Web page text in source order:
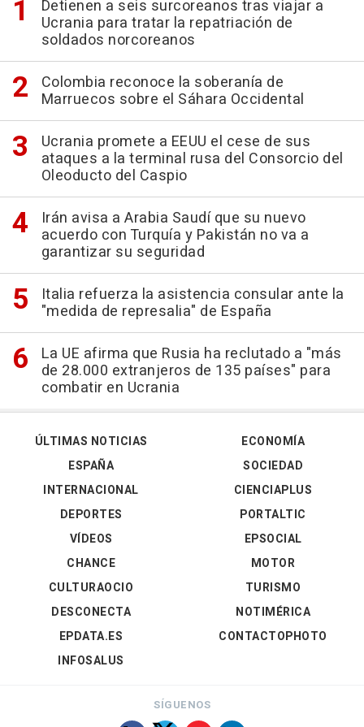
Detienen a seis surcoreanos tras viajar a
Ucrania para tratar la repatriación de
soldados norcoreanos
Colombia reconoce la soberanía de
Marruecos sobre el Sáhara Occidental
Ucrania promete a EEUU el cese de sus
ataques a la terminal rusa del Consorcio del
Oleoducto del Caspio
Irán avisa a Arabia Saudí que su nuevo
acuerdo con Turquía y Pakistán no va a
garantizar su seguridad
Italia refuerza la asistencia consular ante la
"medida de represalia" de España
La UE afirma que Rusia ha reclutado a "más
de 28.000 extranjeros de 135 países" para
combatir en Ucrania
ÚLTIMAS NOTICIAS
ESPAÑA
INTERNACIONAL
DEPORTES
VÍDEOS
ECONOMÍA
SOCIEDAD
CIENCIAPLUS
PORTALTIC
EPSOCIAL
CHANCE
CULTURAOCIO
DESCONECTA
EPDATA.ES
INFOSALUS
MOTOR
TURISMO
NOTIMÉRICA
CONTACTOPHOTO
SÍGUENOS